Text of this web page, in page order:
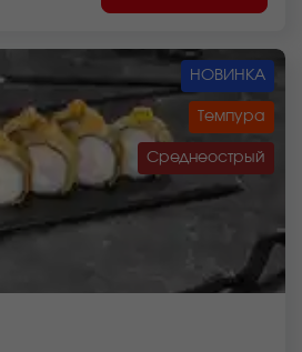
НОВИНКА
Темпура
Среднеострый